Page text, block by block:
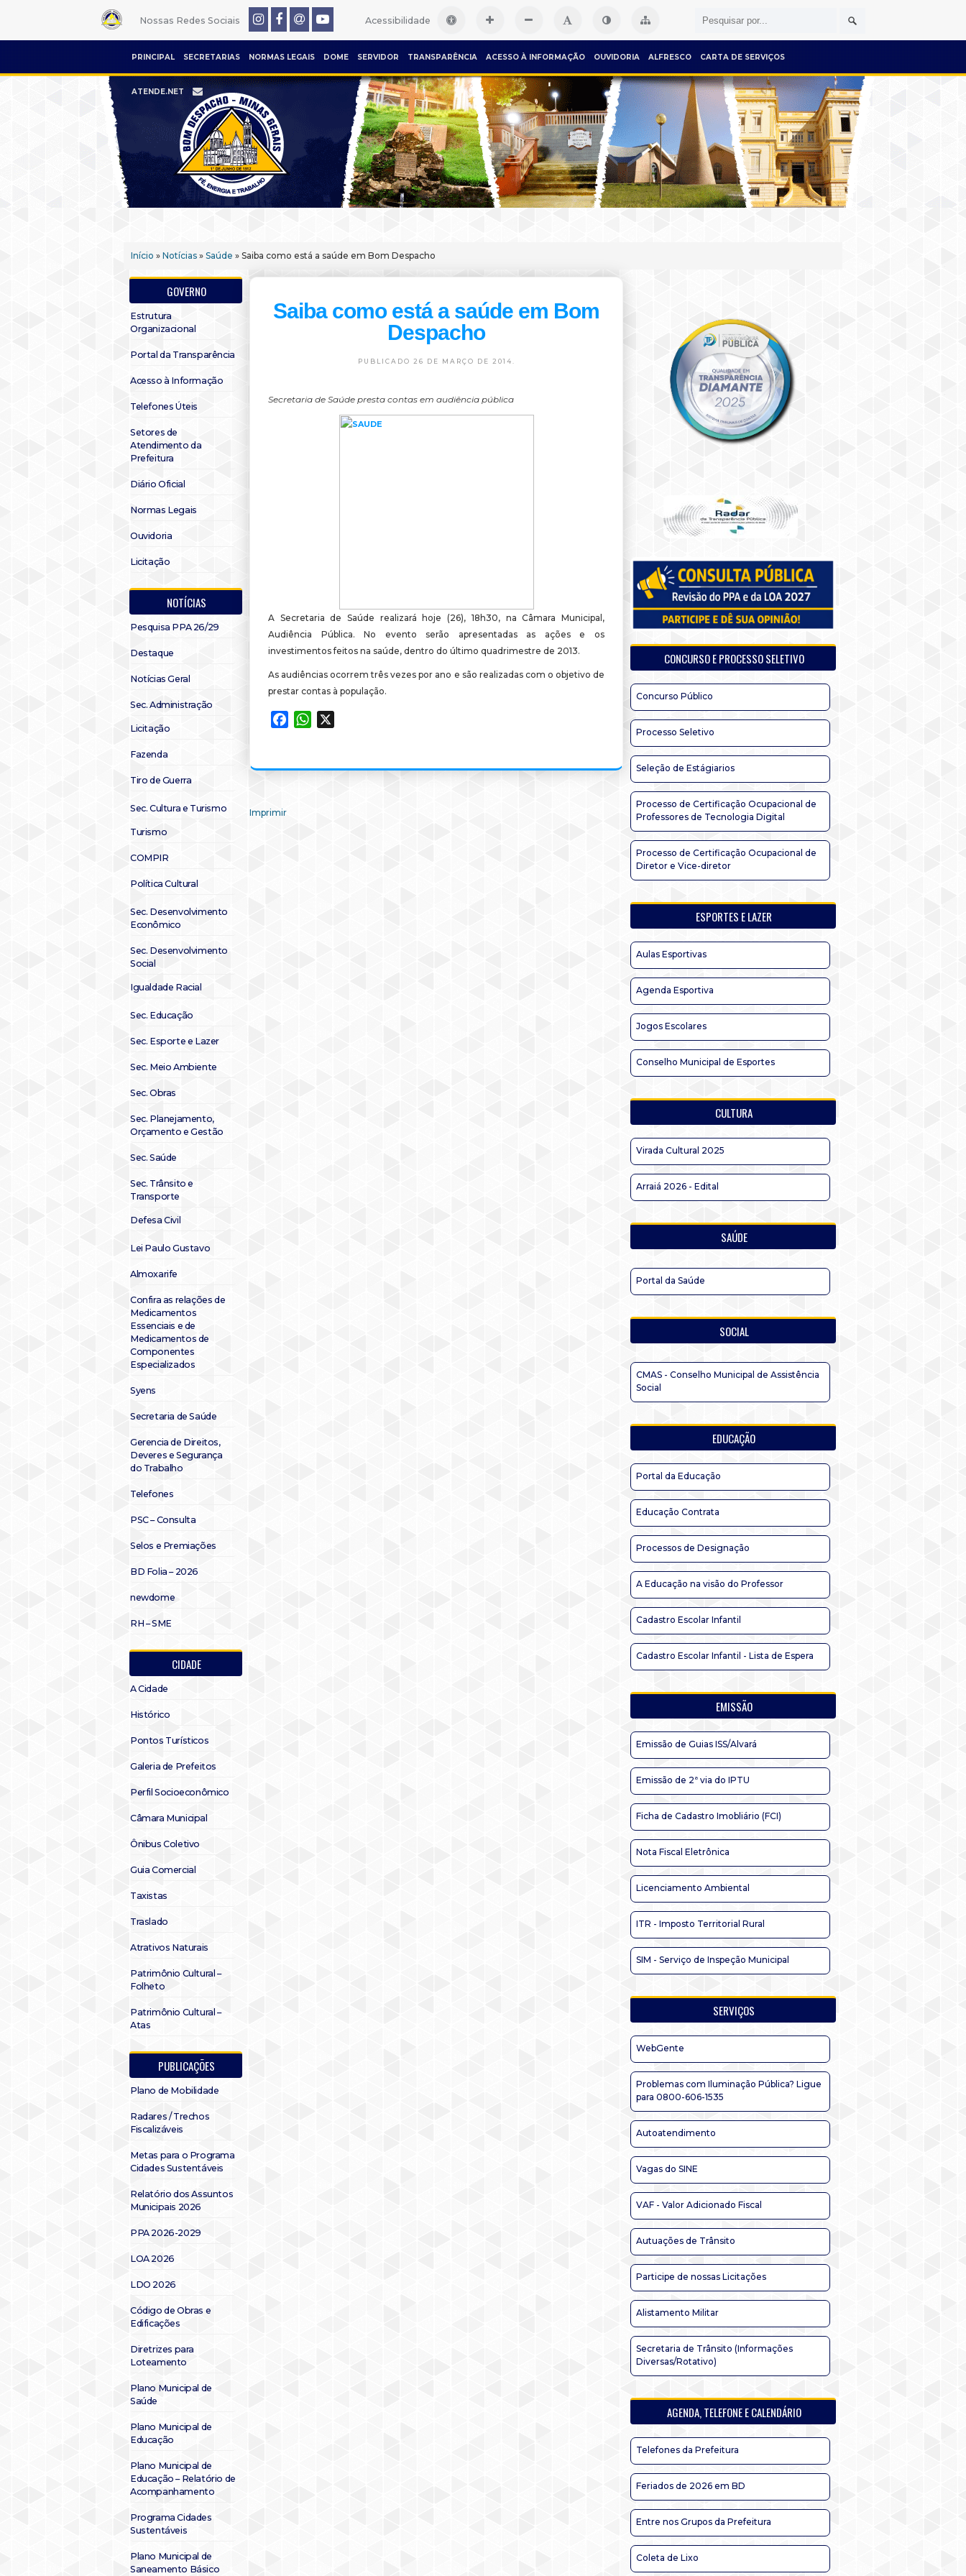
Nossas Redes Sociais Acessibilidade
PRINCIPAL SECRETARIAS NORMAS LEGAIS DOME SERVIDOR TRANSPARÊNCIA ACESSO À INFORMAÇÃO OUVIDORIA ALFRESCO CARTA DE SERVIÇOS
ATENDE.NET
Início » Notícias » Saúde » Saiba como está a saúde em Bom Despacho
GOVERNO
Estrutura
Organizacional
Portal da Transparência
Acesso à Informação
Telefones Úteis
Setores de
Atendimento da
Prefeitura
Diário Oficial
Normas Legais
Ouvidoria
Licitação
NOTÍCIAS
Pesquisa PPA 26/29
Destaque
Notícias Geral
Sec. Administração
Licitação
Fazenda
Tiro de Guerra
Sec. Cultura e Turismo
Turismo
COMPIR
Política Cultural
Sec. Desenvolvimento
Econômico
Sec. Desenvolvimento
Social
Igualdade Racial
Sec. Educação
Sec. Esporte e Lazer
Sec. Meio Ambiente
Sec. Obras
Sec. Planejamento,
Orçamento e Gestão
Sec. Saúde
Sec. Trânsito e
Transporte
Defesa Civil
Lei Paulo Gustavo
Almoxarife
Confira as relações de
Medicamentos
Essenciais e de
Medicamentos de
Componentes
Especializados
Syens
Secretaria de Saúde
Gerencia de Direitos,
Deveres e Segurança
do Trabalho
Telefones
PSC – Consulta
Selos e Premiações
BD Folia – 2026
newdome
RH – SME
CIDADE
A Cidade
Histórico
Pontos Turísticos
Galeria de Prefeitos
Perfil Socioeconômico
Câmara Municipal
Ônibus Coletivo
Guia Comercial
Taxistas
Traslado
Atrativos Naturais
Patrimônio Cultural –
Folheto
Patrimônio Cultural –
Atas
PUBLICAÇÕES
Plano de Mobilidade
Radares / Trechos
Fiscalizáveis
Metas para o Programa
Cidades Sustentáveis
Relatório dos Assuntos
Municipais 2026
PPA 2026-2029
LOA 2026
LDO 2026
Código de Obras e
Edificações
Diretrizes para
Loteamento
Plano Municipal de
Saúde
Plano Municipal de
Educação
Plano Municipal de
Educação – Relatório de
Acompanhamento
Programa Cidades
Sustentáveis
Plano Municipal de
Saneamento Básico
Saiba como está a saúde em Bom
Despacho
PUBLICADO 26 DE MARÇO DE 2014.
Secretaria de Saúde presta contas em audiência pública
A Secretaria de Saúde realizará hoje (26), 18h30, na Câmara Municipal,
Audiência Pública. No evento serão apresentadas as ações e os
investimentos feitos na saúde, dentro do último quadrimestre de 2013.
As audiências ocorrem três vezes por ano e são realizadas com o objetivo de
prestar contas à população.
FacebookWhatsApp
Imprimir
CONCURSO E PROCESSO SELETIVO
Concurso Público
Processo Seletivo
Seleção de Estágiarios
Processo de Certificação Ocupacional de
Professores de Tecnologia Digital
Processo de Certificação Ocupacional de
Diretor e Vice-diretor
ESPORTES E LAZER
Aulas Esportivas
Agenda Esportiva
Jogos Escolares
Conselho Municipal de Esportes
CULTURA
Virada Cultural 2025
Arraiá 2026 - Edital
SAÚDE
Portal da Saúde
SOCIAL
CMAS - Conselho Municipal de Assistência
Social
EDUCAÇÃO
Portal da Educação
Educação Contrata
Processos de Designação
A Educação na visão do Professor
Cadastro Escolar Infantil
Cadastro Escolar Infantil - Lista de Espera
EMISSÃO
Emissão de Guias ISS/Alvará
Emissão de 2ª via do IPTU
Ficha de Cadastro Imobliário (FCI)
Nota Fiscal Eletrônica
Licenciamento Ambiental
ITR - Imposto Territorial Rural
SIM - Serviço de Inspeção Municipal
SERVIÇOS
WebGente
Problemas com Iluminação Pública? Ligue
para 0800-606-1535
Autoatendimento
Vagas do SINE
VAF - Valor Adicionado Fiscal
Autuações de Trânsito
Participe de nossas Licitações
Alistamento Militar
Secretaria de Trânsito (Informações
Diversas/Rotativo)
AGENDA, TELEFONE E CALENDÁRIO
Telefones da Prefeitura
Feriados de 2026 em BD
Entre nos Grupos da Prefeitura
Coleta de Lixo